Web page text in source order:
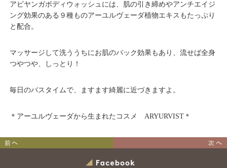
アビヤンガボディウォッシュには、肌の引き締めやアンチエイジ
ング効果のある９種ものアーユルヴェーダ植物エキスもたっぷり
と配合。
マッサージして洗ううちにお肌のパック効果もあり、流せば全身
つやつや、しっとり！
毎日のバスタイムで、ますます綺麗に近づきますよ。
＊アーユルヴェーダから生まれたコスメ ARYURVIST＊
人気インスタグラマーが